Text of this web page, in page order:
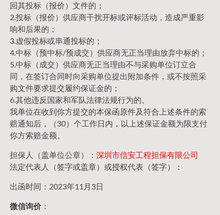
回其投标（报价）文件的；
2.投标（报价）供应商干扰开标或评标活动，造成严重影
响和后果的；
3.虚假投标或串通投标的；
4.中标（预中标/预成交）供应商无正当理由放弃中标的；
5.中标（成交）供应商无正当理由不与采购单位订立合
同，在签订合同时向采购单位提出附加条件，或不按照采
购文件要求提交履约保证金的；
6.其他违反国家和军队法律法规行为的。
我单位在收到你方提交的本保函原件及符合上述条件的索
赔通知后，（30）个工作日内，以上述保证金额为限支付
你方索赔金额。
担保人（盖单位公章）： 深圳市信安工程担保有限公司
法定代表人（签字或盖章）或授权代表（签字）：
出函时间：2023年11月3日
微信询价：